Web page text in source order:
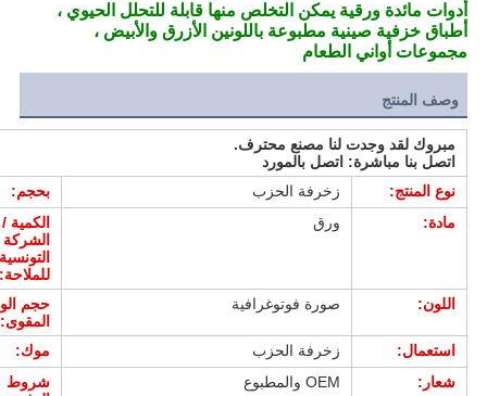
أدوات مائدة ورقية يمكن التخلص منها قابلة للتحلل الحيوي ،
أطباق خزفية صينية مطبوعة باللونين الأزرق والأبيض ،
مجموعات أواني الطعام
وصف المنتج
مبروك لقد وجدت لنا مصنع محترف.
اتصل بنا مباشرة: اتصل بالمورد
نوع المنتج:
زخرفة الحزب
بحجم:
مادة:
ورق
الكمية /
الشركة
التونسية
للملاحة:
اللون:
صورة فوتوغرافية
حجم
المقوى:
استعمال:
زخرفة الحزب
موك:
شعار:
OEM والمطبوع
شروط